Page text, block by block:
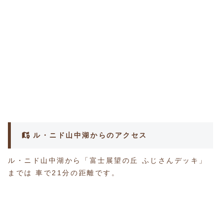
ル・ニド山中湖からのアクセス
ル・ニド山中湖から「富士展望の丘 ふじさんデッキ」
までは 車で21分の距離です。